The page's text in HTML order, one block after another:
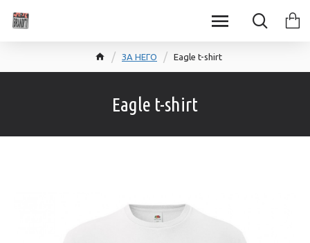
ЗА НЕГО Eagle t-shirt
Eagle t-shirt